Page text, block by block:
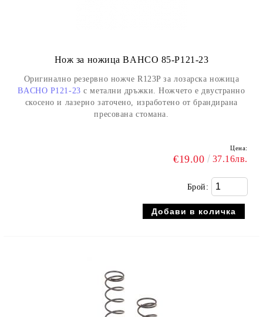
Нож за ножица BAHCO 85-P121-23
Оригинално резервно ножче R123P за лозарска ножица
BACHO P121-23 с метални дръжки. Ножчето е двустранно
скосено и лазерно заточено, изработено от брандирана
пресована стомана.
Цена:
€19.00 37.16лв.
Брой: